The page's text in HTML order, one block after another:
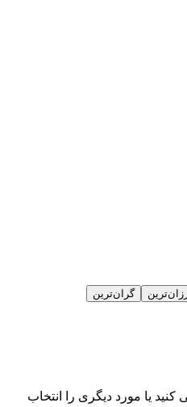
گران‌ترین
یا مورد دیگری را انتخاب